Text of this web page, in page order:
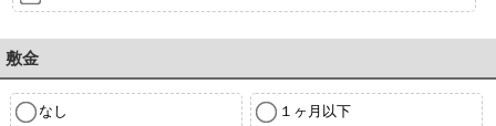
敷金
なし １ヶ月以下